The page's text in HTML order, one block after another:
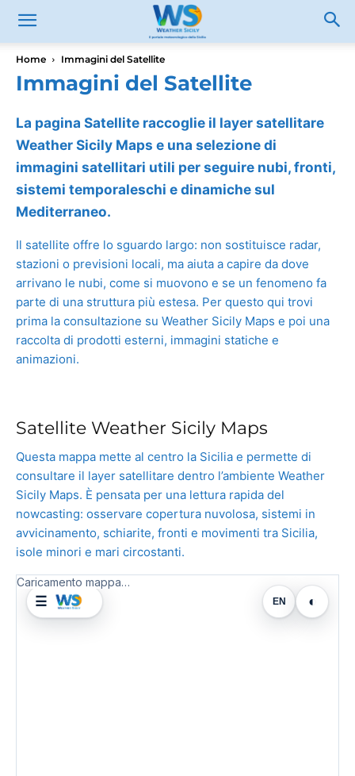
Home Immagini del Satellite
Immagini del Satellite
La pagina Satellite raccoglie il layer satellitare
Weather Sicily Maps e una selezione di
immagini satellitari utili per seguire nubi, fronti,
sistemi temporaleschi e dinamiche sul
Mediterraneo.
Il satellite offre lo sguardo largo: non sostituisce radar,
stazioni o previsioni locali, ma aiuta a capire da dove
arrivano le nubi, come si muovono e se un fenomeno fa
parte di una struttura più estesa. Per questo qui trovi
prima la consultazione su Weather Sicily Maps e poi una
raccolta di prodotti esterni, immagini statiche e
animazioni.
Satellite Weather Sicily Maps
Questa mappa mette al centro la Sicilia e permette di
consultare il layer satellitare dentro l’ambiente Weather
Sicily Maps. È pensata per una lettura rapida del
nowcasting: osservare copertura nuvolosa, sistemi in
avvicinamento, schiarite, fronti e movimenti tra Sicilia,
isole minori e mari circostanti.